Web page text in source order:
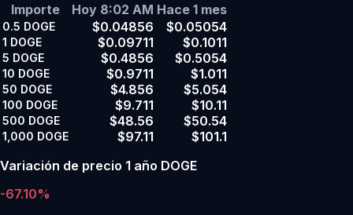
Importe
Hoy 8:02 AM Hace 1 mes
0.5 DOGE $0.04856 $0.05054
1 DOGE $0.09711 $0.1011
5 DOGE $0.4856 $0.5054
10 DOGE $0.9711 $1.011
50 DOGE $4.856 $5.054
100 DOGE $9.711 $10.11
500 DOGE $48.56 $50.54
1,000 DOGE $97.11
$101.1
Variación de precio 1 año DOGE
-67.10%